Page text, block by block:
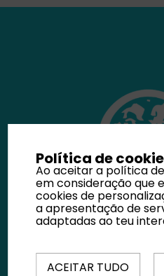
De volta
Política de
Ao aceitar a política
em consideração que
cookies de
a apresentação de
adaptadas ao teu
ACEITAR TUDO